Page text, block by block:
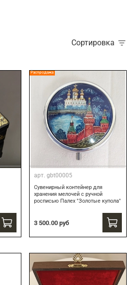
Сортировка
Распродажа
арт. gbt00005
Сувенирный контейнер для
хранения мелочей с ручной
росписью Палех "Золотые купола"
3 500.00 руб